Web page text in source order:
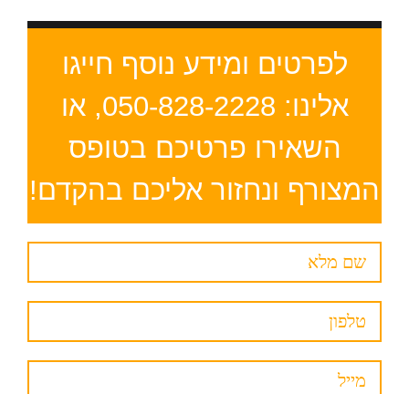
לפרטים ומידע נוסף חייגו
אלינו: 050-828-2228, או
השאירו פרטיכם בטופס
המצורף ונחזור אליכם בהקדם!